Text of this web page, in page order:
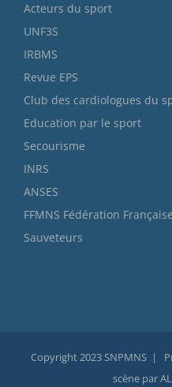
Acteurs du sport
UNF3S
IRBMS
Revue EPS
Club des cardiologues du
Education par le sport
Secourisme
INRS
ANSES
FFMNS Fédération
Sauveteurs
Copyright 2023 SNPMNS |
scène par